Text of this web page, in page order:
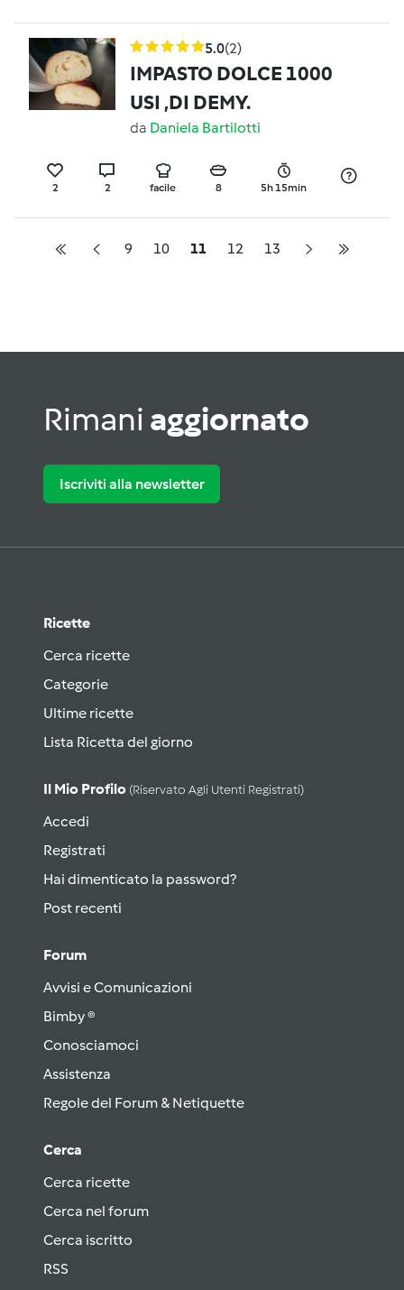
5.0(2)
IMPASTO DOLCE 1000
USI ,DI DEMY.
da Daniela Bartilotti
2 2 facile 8 5h 15min
9 10 11 12 13
Rimani aggiornato
Iscriviti alla newsletter
Ricette
Cerca ricette
Categorie
Ultime ricette
Lista Ricetta del giorno
Il Mio Profilo (riservato Agli Utenti Registrati)
Accedi
Registrati
Hai dimenticato la password?
Post recenti
Forum
Avvisi e Comunicazioni
Bimby ®
Conosciamoci
Assistenza
Regole del Forum & Netiquette
Cerca
Cerca ricette
Cerca nel forum
Cerca iscritto
RSS